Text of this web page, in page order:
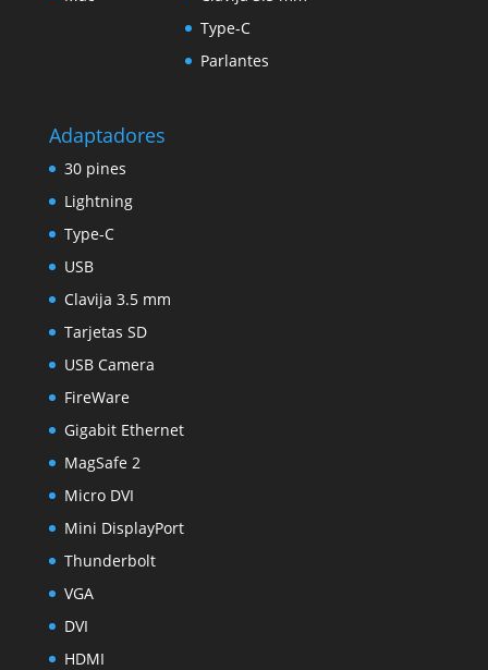
Type-C
Parlantes
Adaptadores
30 pines
Lightning
Type-C
USB
Clavija 3.5 mm
Tarjetas SD
USB Camera
FireWare
Gigabit Ethernet
MagSafe 2
Micro DVI
Mini DisplayPort
Thunderbolt
VGA
DVI
HDMI